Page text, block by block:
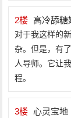
2楼 高冷舔糖
对于我这样的
杂。但是，有
人导师。它让
程。
3楼 心灵宝地